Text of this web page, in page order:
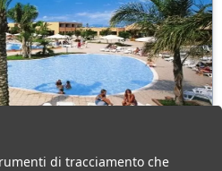
di tracciamento che